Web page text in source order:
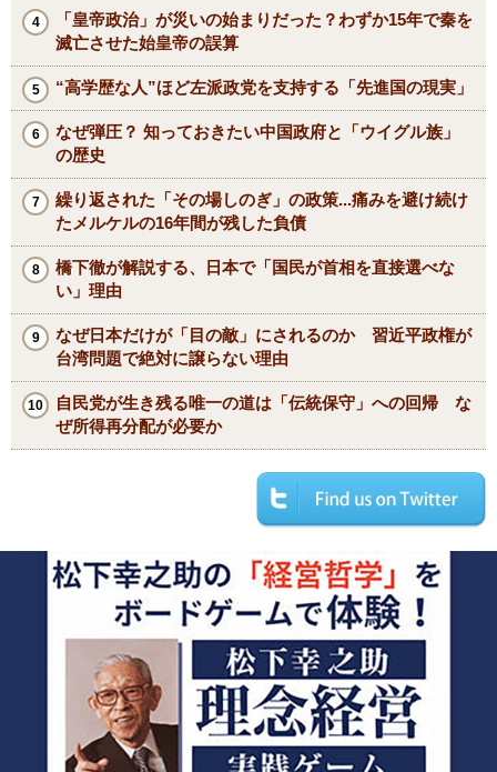
「皇帝政治」が災いの始まりだった？わずか15年で秦を
滅亡させた始皇帝の誤算
“高学歴な人”ほど左派政党を支持する「先進国の現実」
なぜ弾圧？ 知っておきたい中国政府と「ウイグル族」
の歴史
繰り返された「その場しのぎ」の政策...痛みを避け続け
たメルケルの16年間が残した負債
橋下徹が解説する、日本で「国民が首相を直接選べな
い」理由
なぜ日本だけが「目の敵」にされるのか 習近平政権が
台湾問題で絶対に譲らない理由
自民党が生き残る唯一の道は「伝統保守」への回帰 な
ぜ所得再分配が必要か